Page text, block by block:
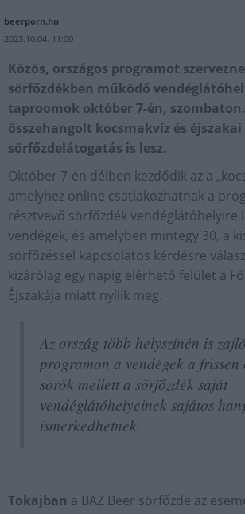
beerporn.hu
2023.10.04. 11:00
Közös, országos programot
sörfőzdékben működő
taproomok október 7-én,
összehangolt kocsmakvíz és éjszakai
sörfőzdelátogatás is lesz.
Október 7-én délben kezdődik az a
amelyhez online csatlakozhatnak a
résztvevő sörfőzdék vendéglátóhelyire
vendégek, és amelyben mintegy 30, a
sörfőzéssel kapcsolatos kérdésre
kizárólag egy napig elérhető felület a
Éjszakája miatt nyílik meg.
Az ország több helyszínén is zajló
programon a vendégek a frissen
sörök mellett a sörfőzdék saját
vendéglátóhelyeinek sajátos
ismerkedhetnek.
Tokajban a BAZ Beer sörfőzde az